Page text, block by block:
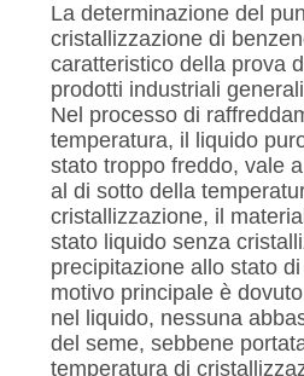
La determinazione del
cristallizzazione di
caratteristico della prova
prodotti industriali
Nel processo di
temperatura, il liquido
stato troppo freddo, vale
al di sotto della
cristallizzazione, il
stato liquido senza
precipitazione allo stato
motivo principale è
nel liquido, nessuna
del seme, sebbene
temperatura di